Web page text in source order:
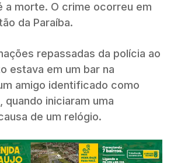
a morte. O crime ocorreu em
da Paraíba.
repassadas da polícia ao
estava em um bar na
amigo identificado como
quando iniciaram uma
de um relógio.